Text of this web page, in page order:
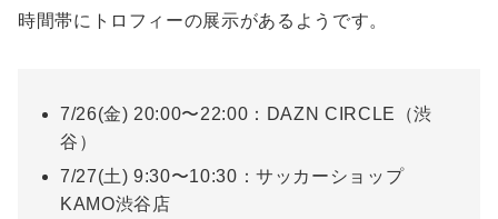
時間帯にトロフィーの展示があるようです。
7/26(金) 20:00〜22:00：DAZN CIRCLE（渋
谷）
7/27(土) 9:30〜10:30：サッカーショップ
KAMO渋谷店